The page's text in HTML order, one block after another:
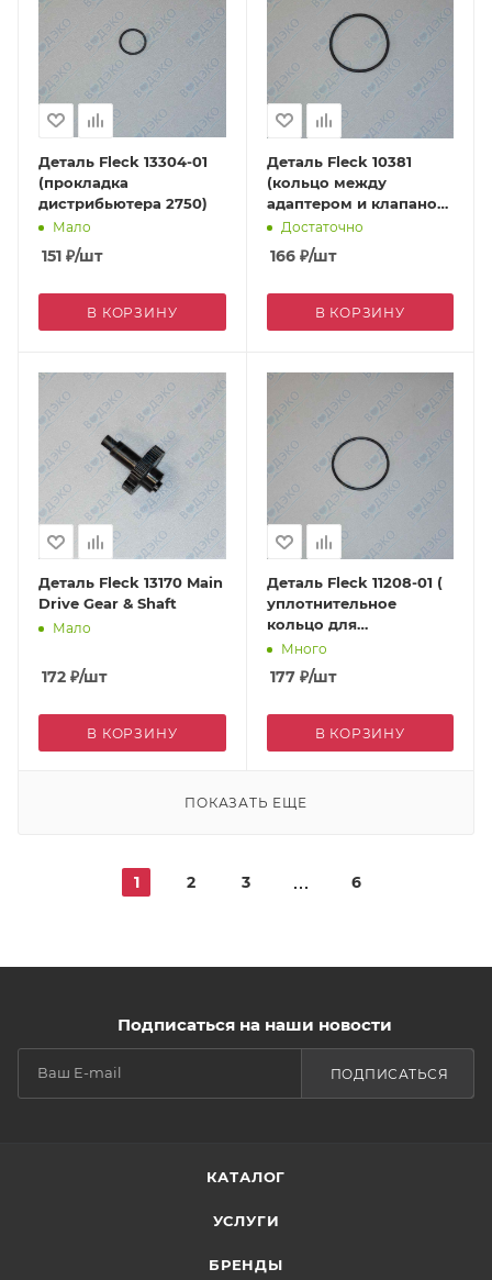
Деталь Fleck 13304-01
(прокладка
дистрибьютера 2750)
Мало
151 ₽/шт
В КОРЗИНУ
Деталь Fleck 10381
(кольцо между
адаптером и клапаном
2750)
Достаточно
166₽/шт
В КОРЗИНУ
Деталь Fleck 13170 Main
Drive Gear & Shaft
Мало
172 ₽/шт
В КОРЗИНУ
Деталь Fleck 11208-01 (
уплотнительное
кольцо для
2750/2900/2910 )
Много
177₽/шт
В КОРЗИНУ
ПОКАЗАТЬ ЕЩЕ
1 2 3 6
Подписаться на наши новости
ПОДПИСАТЬСЯ
КАТАЛОГ
УСЛУГИ
БРЕНДЫ